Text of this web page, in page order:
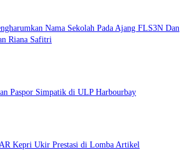
Nama Sekolah Pada Ajang FLS3N Dan
Riana Safitri
Paspor Simpatik di ULP Harbourbay
Kepri Ukir Prestasi di Lomba Artikel